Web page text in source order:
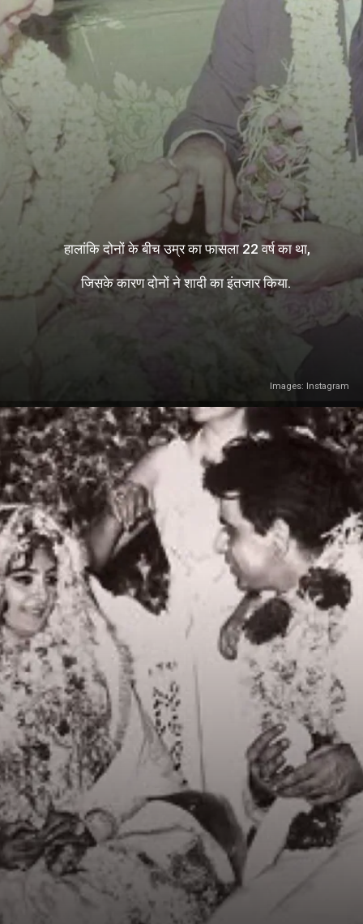
Image Credit: Instagram/
Images: Instagram
हालांकि दोनों के बीच उम्र का फासला 22 वर्ष का था,
जिसके कारण दोनों ने शादी का इंतजार किया.